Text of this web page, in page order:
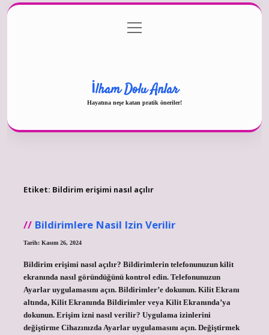
Gizlilik Politikası
menüyü
aç
İlham Dolu Anlar
Hayatına neşe katan pratik öneriler!
Etiket: Bildirim erişimi nasıl açılır
Bildirimlere Nasil Izin Verilir
Tarih: Kasım 26, 2024
Bildirim erişimi nasıl açılır? Bildirimlerin telefonunuzun kilit
ekranında nasıl göründüğünü kontrol edin. Telefonunuzun
Ayarlar uygulamasını açın. Bildirimler’e dokunun. Kilit Ekranı
altında, Kilit Ekranında Bildirimler veya Kilit Ekranında’ya
dokunun. Erişim izni nasıl verilir? Uygulama izinlerini
değiştirme Cihazınızda Ayarlar uygulamasını açın. Değiştirmek